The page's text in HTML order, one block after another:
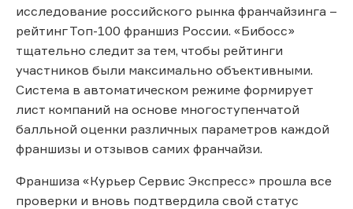
исследование российского рынка франчайзинга –
рейтинг Топ-100 франшиз России. «Бибосс»
тщательно следит за тем, чтобы рейтинги
участников были максимально объективными.
Система в автоматическом режиме формирует
лист компаний на основе многоступенчатой
балльной оценки различных параметров каждой
франшизы и отзывов самих франчайзи.
Франшиза «Курьер Сервис Экспресс» прошла все
проверки и вновь подтвердила свой статус